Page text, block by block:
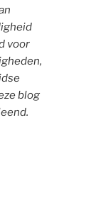
voor
blog